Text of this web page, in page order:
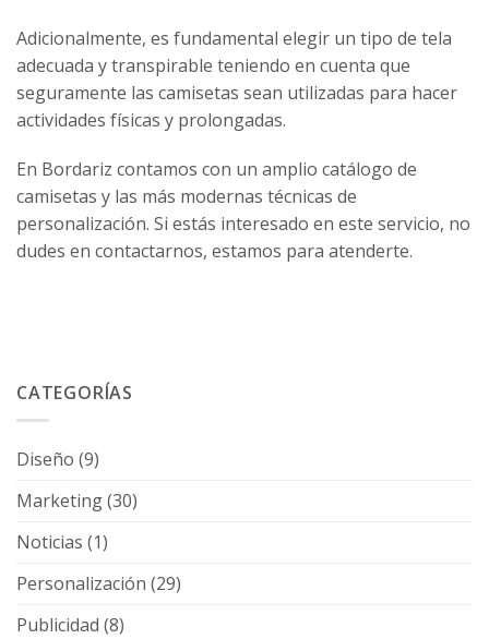
Adicionalmente, es fundamental elegir un tipo de tela
adecuada y transpirable teniendo en cuenta que
seguramente las camisetas sean utilizadas para hacer
actividades físicas y prolongadas.
En Bordariz contamos con un amplio catálogo de
camisetas y las más modernas técnicas de
personalización. Si estás interesado en este servicio, no
dudes en contactarnos, estamos para atenderte.
CATEGORÍAS
Diseño (9)
Marketing(30)
Noticias (1)
Personalización (29)
Publicidad (8)